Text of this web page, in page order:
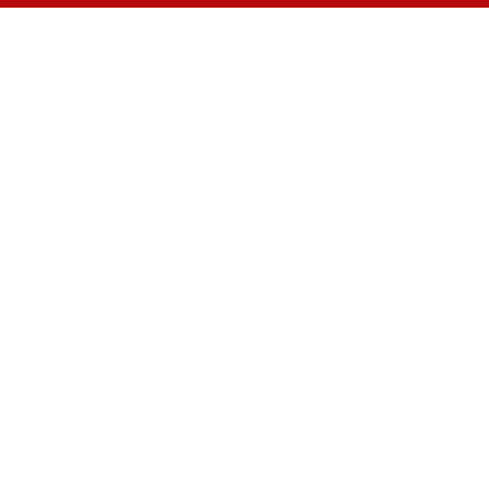
اخبار علم و فناوری
اخبار فرهنگ، هنر و رسانه